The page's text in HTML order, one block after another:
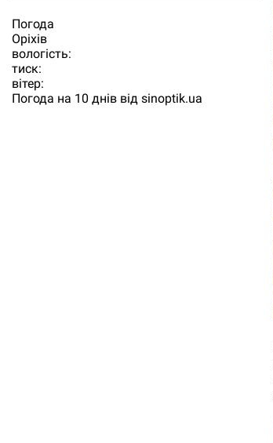
Погода
Орiхiв
вологість:
тиск:
вітер:
Погода на 10 днів від sinoptik.ua